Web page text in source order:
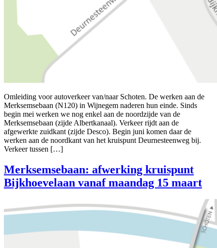
Omleiding voor autoverkeer van/naar Schoten. De werken aan de
Merksemsebaan (N120) in Wijnegem naderen hun einde. Sinds
begin mei werken we nog enkel aan de noordzijde van de
Merksemsebaan (zijde Albertkanaal). Verkeer rijdt aan de
afgewerkte zuidkant (zijde Desco). Begin juni komen daar de
werken aan de noordkant van het kruispunt Deurnesteenweg bij.
Verkeer tussen […]
Merksemsebaan: afwerking kruispunt
Bijkhoevelaan vanaf maandag 15 maart